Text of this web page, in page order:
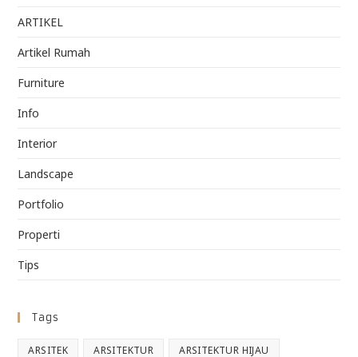
ARTIKEL
Artikel Rumah
Furniture
Info
Interior
Landscape
Portfolio
Properti
Tips
Tags
ARSITEK ARSITEKTUR ARSITEKTUR HIJAU